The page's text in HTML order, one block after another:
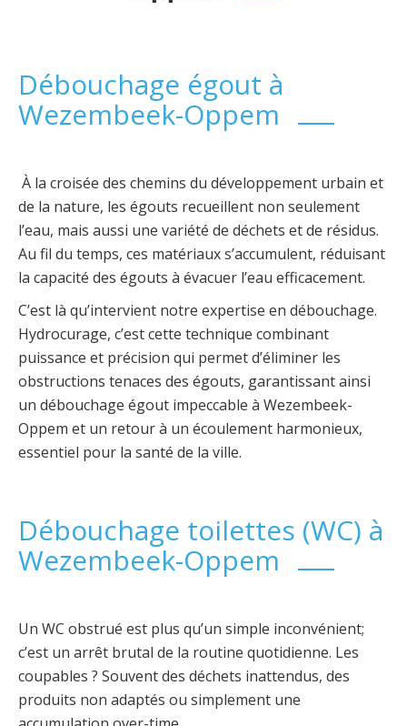
Débouchage égout à
Wezembeek-Oppem
À la croisée des chemins du développement urbain et
de la nature, les égouts recueillent non seulement
l’eau, mais aussi une variété de déchets et de résidus.
Au fil du temps, ces matériaux s’accumulent, réduisant
la capacité des égouts à évacuer l’eau efficacement.
C’est là qu’intervient notre expertise en débouchage.
Hydrocurage, c’est cette technique combinant
puissance et précision qui permet d’éliminer les
obstructions tenaces des égouts, garantissant ainsi
un débouchage égout impeccable à Wezembeek-
Oppem et un retour à un écoulement harmonieux,
essentiel pour la santé de la ville.
Débouchage toilettes (WC) à
Wezembeek-Oppem
Un WC obstrué est plus qu’un simple inconvénient;
c’est un arrêt brutal de la routine quotidienne. Les
coupables ? Souvent des déchets inattendus, des
produits non adaptés ou simplement une